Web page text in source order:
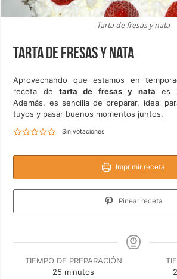
Tarta de fresas y nata
Tarta de fresas y nata
Aprovechando que estamos en
receta detarta de fresas y nata es
Además, es sencilla de preparar, ideal
tuyos y pasar buenos momentos juntos.
Sin votaciones
Imprimir receta
Pinear receta
TIEMPO DE PREPARACIÓN
25 minutos
minutos